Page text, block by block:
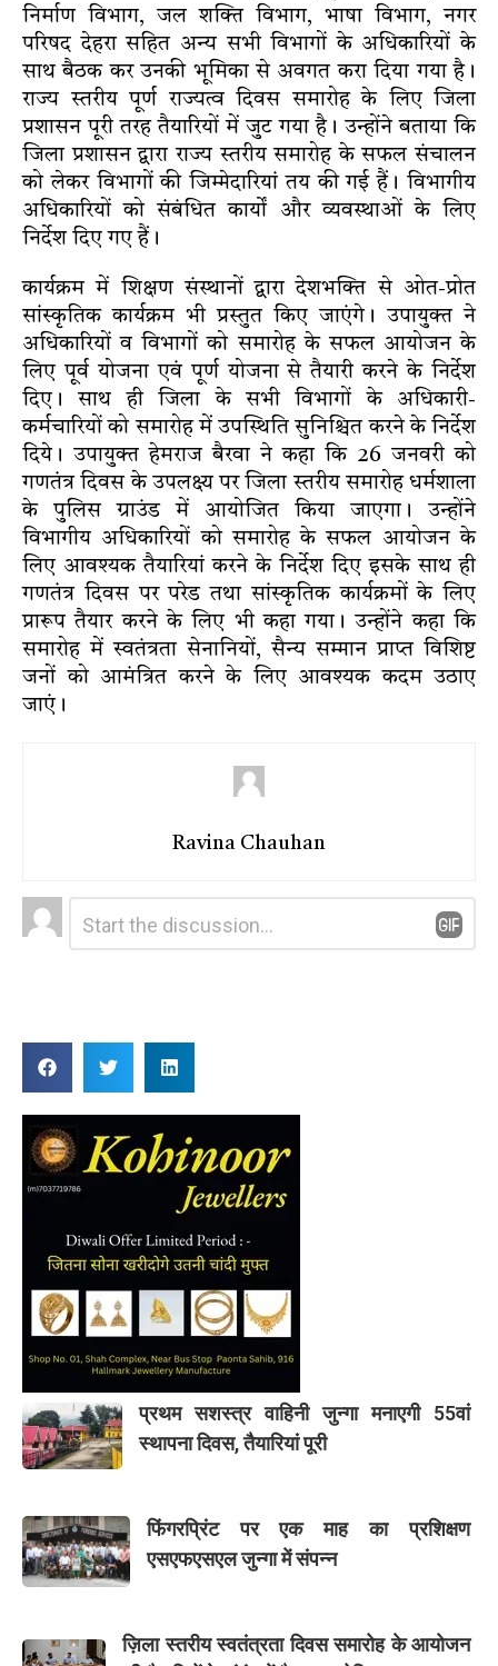
निर्माण विभाग, जल शक्ति विभाग, भाषा विभाग, नगर
परिषद देहरा सहित अन्य सभी विभागों के अधिकारियों के
साथ बैठक कर उनकी भूमिका से अवगत करा दिया गया है।
राज्य स्तरीय पूर्ण राज्यत्व दिवस समारोह के लिए जिला
प्रशासन पूरी तरह तैयारियों में जुट गया है। उन्होंने बताया कि
जिला प्रशासन द्वारा राज्य स्तरीय समारोह के सफल संचालन
को लेकर विभागों की जिम्मेदारियां तय की गई हैं। विभागीय
अधिकारियों को संबंधित कार्यों और व्यवस्थाओं के लिए
निर्देश दिए गए हैं।
कार्यक्रम में शिक्षण संस्थानों द्वारा देशभक्ति से ओत-प्रोत
सांस्कृतिक कार्यक्रम भी प्रस्तुत किए जाएंगे। उपायुक्त ने
अधिकारियों व विभागों को समारोह के सफल आयोजन के
लिए पूर्व योजना एवं पूर्ण योजना से तैयारी करने के निर्देश
दिए। साथ ही जिला के सभी विभागों के अधिकारी-
कर्मचारियों को समारोह में उपस्थिति सुनिश्चित करने के निर्देश
दिये। उपायुक्त हेमराज बैरवा ने कहा कि 26 जनवरी को
गणतंत्र दिवस के उपलक्ष्य पर जिला स्तरीय समारोह धर्मशाला
के पुलिस ग्राउंड में आयोजित किया जाएगा। उन्होंने
विभागीय अधिकारियों को समारोह के सफल आयोजन के
लिए आवश्यक तैयारियां करने के निर्देश दिए इसके साथ ही
गणतंत्र दिवस पर परेड तथा सांस्कृतिक कार्यक्रमों के लिए
प्रारूप तैयार करने के लिए भी कहा गया। उन्होंने कहा कि
समारोह में स्वतंत्रता सेनानियों, सैन्य सम्मान प्राप्त विशिष्ट
जनों को आमंत्रित करने के लिए आवश्यक कदम उठाए
जाएं।
Ravina Chauhan
Leave
a
Comment
प्रथम सशस्त्र वाहिनी जुन्गा मनाएगी 55वां
स्थापना दिवस, तैयारियां पूरी
फिंगरप्रिंट पर एक माह का प्रशिक्षण
एसएफएसएल जुन्गा में संपन्न
ज़िला स्तरीय स्वतंत्रता दिवस समारोह के आयोजन